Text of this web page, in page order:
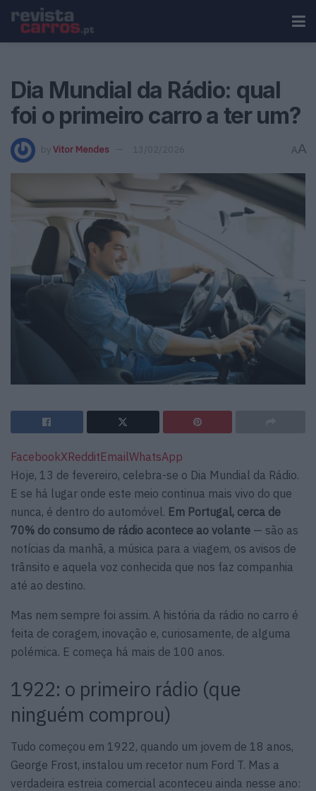
Dia Mundial da Rádio: qual
foi o primeiro carro a ter um?
by Vitor Mendes 13/02/2026 AA
FacebookXRedditEmailWhatsApp
Hoje, 13 de fevereiro, celebra-se o Dia Mundial da Rádio.
E se há lugar onde este meio continua mais vivo do que
nunca, é dentro do automóvel. Em Portugal, cerca de
70% do consumo de rádio acontece ao volante — são as
notícias da manhã, a música para a viagem, os avisos de
trânsito e aquela voz conhecida que nos faz companhia
até ao destino.
Mas nem sempre foi assim. A história da rádio no carro é
feita de coragem, inovação e, curiosamente, de alguma
polémica. E começa há mais de 100 anos.
1922: o primeiro rádio (que
ninguém comprou)
Tudo começou em 1922, quando um jovem de 18 anos,
George Frost, instalou um recetor num Ford T. Mas a
verdadeira estreia comercial aconteceu ainda nesse ano: